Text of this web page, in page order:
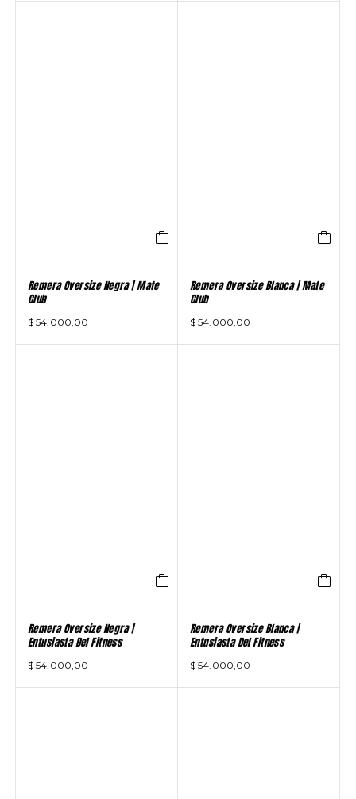
Remera Oversize Negra | Mate
Club
$ 54.000,00
Remera Oversize Blanca | Mate
Club
$ 54.000,00
Remera Oversize Negra |
Entusiasta Del Fitness
$ 54.000,00
Remera Oversize Blanca |
Entusiasta Del Fitness
$ 54.000,00